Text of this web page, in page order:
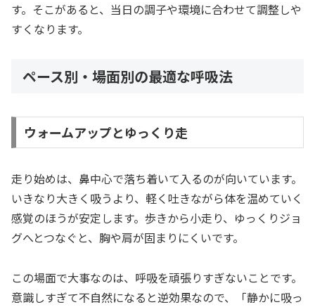
す。そこがあると、当日の調子や環境に合わせて調整しや
すくなります。
ペース別・場面別の最適な呼吸法
ウォームアップとゆっくり走
走り始めは、鼻中心で落ち着いて入るのが向いています。
いきなり大きく吸うより、軽く吐きながら体を温めていく
感覚のほうが安定します。歩きから小走り、ゆっくりジョ
グへとつなぐと、胸や肩が固まりにくいです。
この場面で大事なのは、呼吸を頑張りすぎないことです。
意識しすぎて不自然になると逆効果なので、「静かに吸っ